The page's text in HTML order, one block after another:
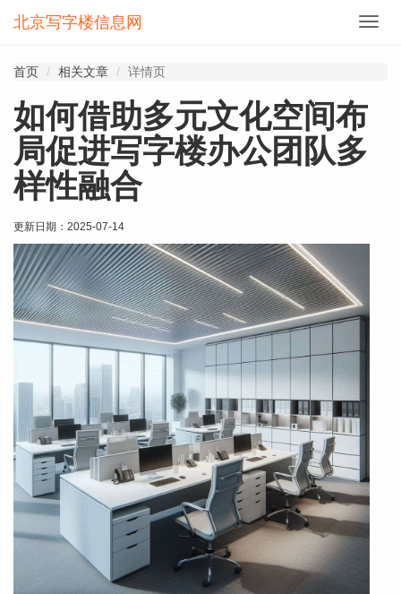
切
北京写字楼信息网
首页 相关文章 详情页
如何借助多元文化空间布
局促进写字楼办公团队多
样性融合
更新日期： 2025-07-14